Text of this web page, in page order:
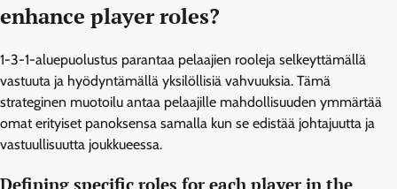
enhance player roles?
1-3-1-aluepuolustus parantaa pelaajien rooleja selkeyttämällä
vastuuta ja hyödyntämällä yksilöllisiä vahvuuksia. Tämä
strateginen muotoilu antaa pelaajille mahdollisuuden ymmärtää
omat erityiset panoksensa samalla kun se edistää johtajuutta ja
vastuullisuutta joukkueessa.
Defining specific roles for each player in the